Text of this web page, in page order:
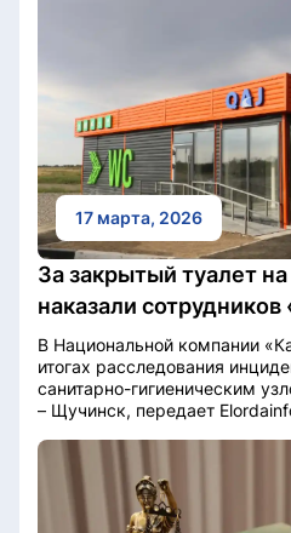
17 марта, 2026
За закрытый туалет
наказали
В Национальной компании
итогах расследования
санитарно-гигиеническим
– Щучинск, передает